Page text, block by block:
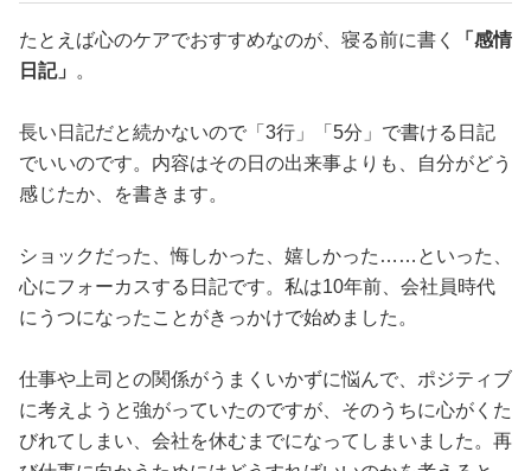
たとえば心のケアでおすすめなのが、寝る前に書く
「感情
日記」
。
長い日記だと続かないので「3行」「5分」で書ける日記
でいいのです。内容はその日の出来事よりも、自分がどう
感じたか、を書きます。
ショックだった、悔しかった、嬉しかった……といった、
心にフォーカスする日記です。私は10年前、会社員時代
にうつになったことがきっかけで始めました。
仕事や上司との関係がうまくいかずに悩んで、ポジティブ
に考えようと強がっていたのですが、そのうちに心がくた
びれてしまい、会社を休むまでになってしまいました。再